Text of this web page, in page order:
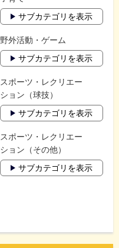
サブカテゴリを表示
野外活動・ゲーム
サブカテゴリを表示
スポーツ・レクリエー
ション（球技）
サブカテゴリを表示
スポーツ・レクリエー
ション（その他）
サブカテゴリを表示